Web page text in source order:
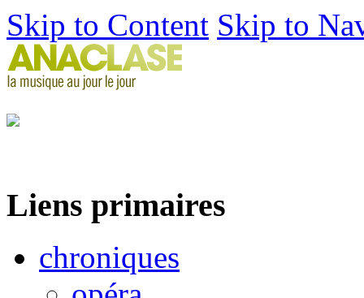
Skip to Content Skip to
Liens primaires
chroniques